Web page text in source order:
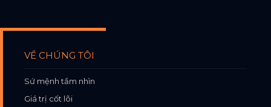
VỀ CHÚNG TÔI
Sứ mệnh tầm nhìn
Giá trị cốt lõi